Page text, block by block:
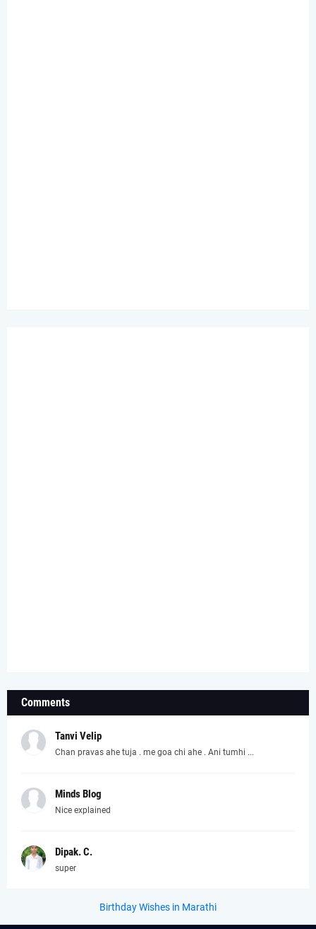
Comments
Tanvi Velip
Chan pravas ahe tuja . me goa chi ahe . Ani tumhi ...
Minds Blog
Nice explained
Dipak. C.
super
Birthday Wishes in Marathi